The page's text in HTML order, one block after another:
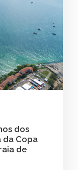
dos
da Copa
de